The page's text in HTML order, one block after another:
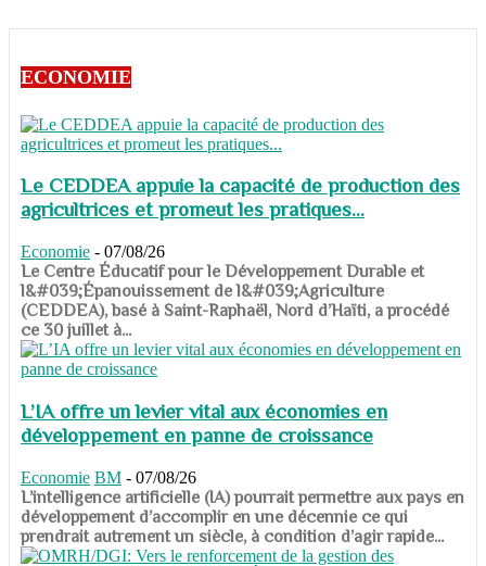
ECONOMIE
Le CEDDEA appuie la capacité de production des
agricultrices et promeut les pratiques...
Economie - 07/08/26
​​​​​​​Le Centre Éducatif pour le Développement Durable et
l&#039;Épanouissement de l&#039;Agriculture
(CEDDEA), basé à Saint-Raphaël, Nord d’Haïti, a procédé
ce 30 juillet à...
L’IA offre un levier vital aux économies en
développement en panne de croissance
Economie BM - 07/08/26
​​​​​​​L’intelligence artificielle (IA) pourrait permettre aux pays en
développement d’accomplir en une décennie ce qui
prendrait autrement un siècle, à condition d’agir rapide...